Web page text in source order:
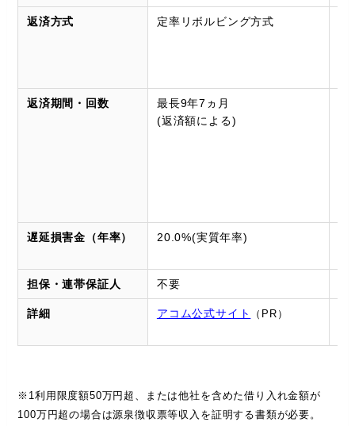
返済方式 定率リボルビング方式
返済期間・回数
最長9年7ヵ月
(返済額による)
遅延損害金（年率） 20.0%(実質年率)
担保・連帯保証人 不要
詳細 アコム公式サイト （PR）
※1利用限度額50万円超、または他社を含めた借り入れ金額が
100万円超の場合は源泉徴収票等収入を証明する書類が必要。